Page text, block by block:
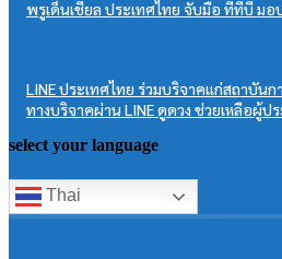
พรูเด็นเชียล ประเทศไทย จับมือ ทีทีบี ม
LINE ประเทศไทย ร่วมบริจาคแก่สถาบัน
ทางบริจาคผ่าน LINE ดูดวง ช่วยเหลือผู้
select your language
Thai